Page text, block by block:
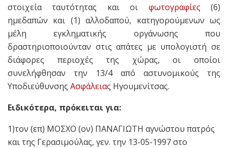
στοιχεία ταυτότητας και οι φωτογραφίες (6)
ημεδαπών και (1) αλλοδαπού, κατηγορούμενων ως
μέλη εγκληματικής οργάνωσης που
δραστηριοποιούνταν στις απάτες με υπολογιστή σε
διάφορες περιοχές της χώρας, οι οποίοι
συνελήφθησαν την 13/4 από αστυνομικούς της
Υποδιεύθυνσης Ασφάλειας Ηγουμενίτσας.
Ειδικότερα, πρόκειται για:
1)τον (επ) ΜΟΣΧΟ (ον) ΠΑΝΑΓΙΩΤΗ αγνώστου πατρός
και της Γερασιμούλας, γεν. την 13-05-1997 στο